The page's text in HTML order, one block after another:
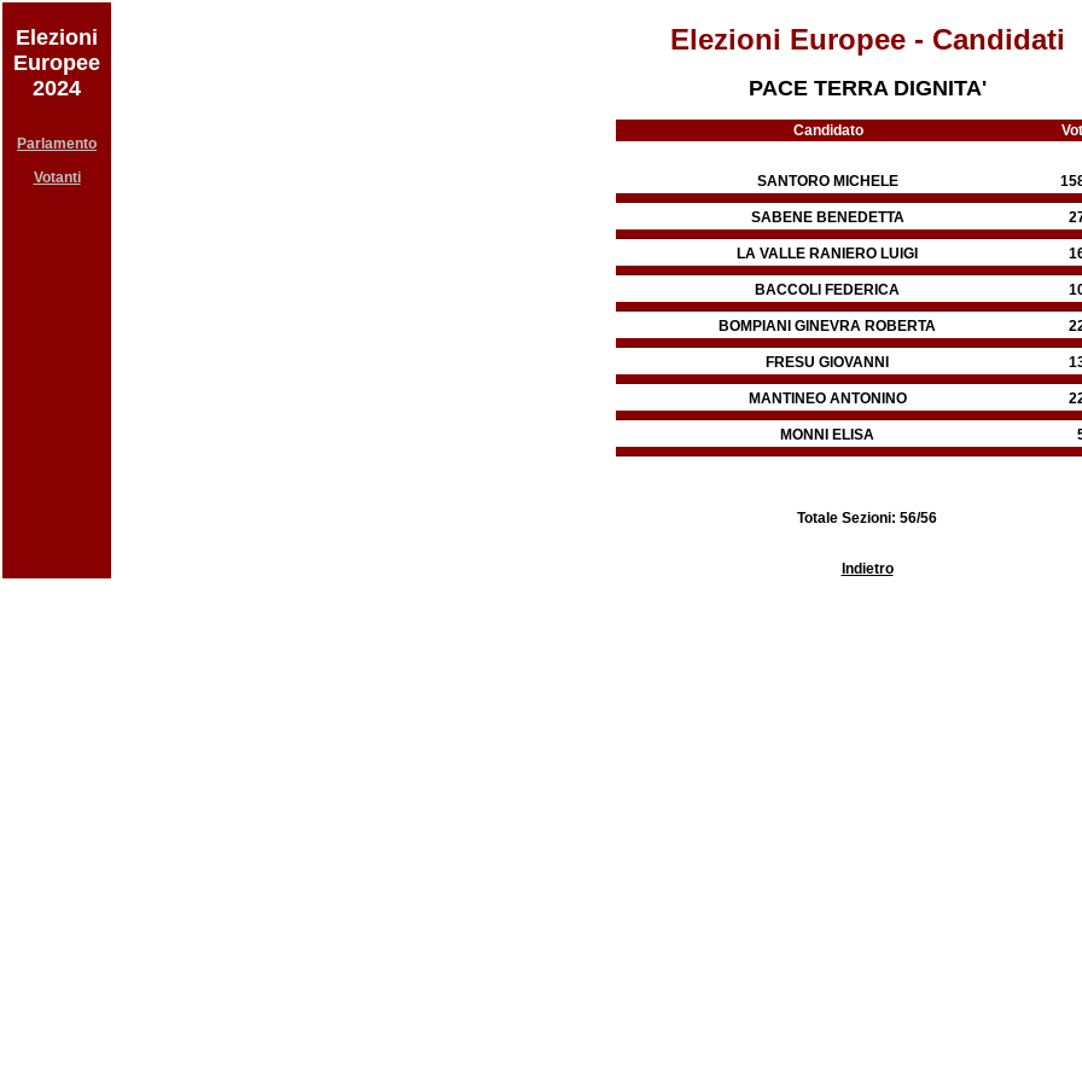
Elezioni
Europee
2024
Parlamento
Votanti
Elezioni Europee - Candidati
PACE TERRA DIGNITA'
Candidato
SANTORO MICHELE
SABENE BENEDETTA
LA VALLE RANIERO LUIGI
BACCOLI FEDERICA
BOMPIANI GINEVRA ROBERTA
FRESU GIOVANNI
MANTINEO ANTONINO
MONNI ELISA
Totale Sezioni: 56/56
Indietro